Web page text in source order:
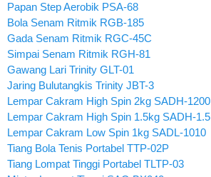
Papan Step Aerobik PSA-68
Bola Senam Ritmik RGB-185
Gada Senam Ritmik RGC-45C
Simpai Senam Ritmik RGH-81
Gawang Lari Trinity GLT-01
Jaring Bulutangkis Trinity JBT-3
Lempar Cakram High Spin 2kg SADH-1200
Lempar Cakram High Spin 1.5kg SADH-1.5
Lempar Cakram Low Spin 1kg SADL-1010
Tiang Bola Tenis Portabel TTP-02P
Tiang Lompat Tinggi Portabel TLTP-03